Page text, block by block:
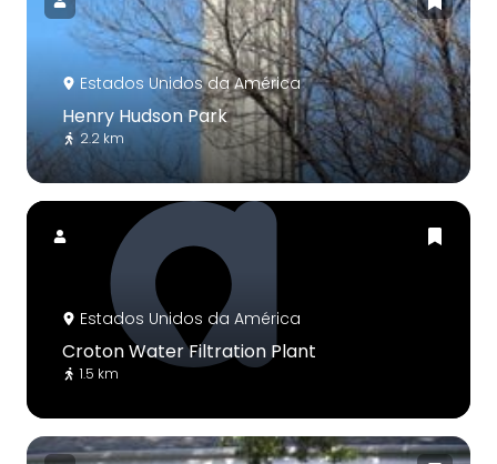
Estados Unidos da América
Henry Hudson Park
2.2 km
Estados Unidos da América
Croton Water Filtration Plant
1.5 km